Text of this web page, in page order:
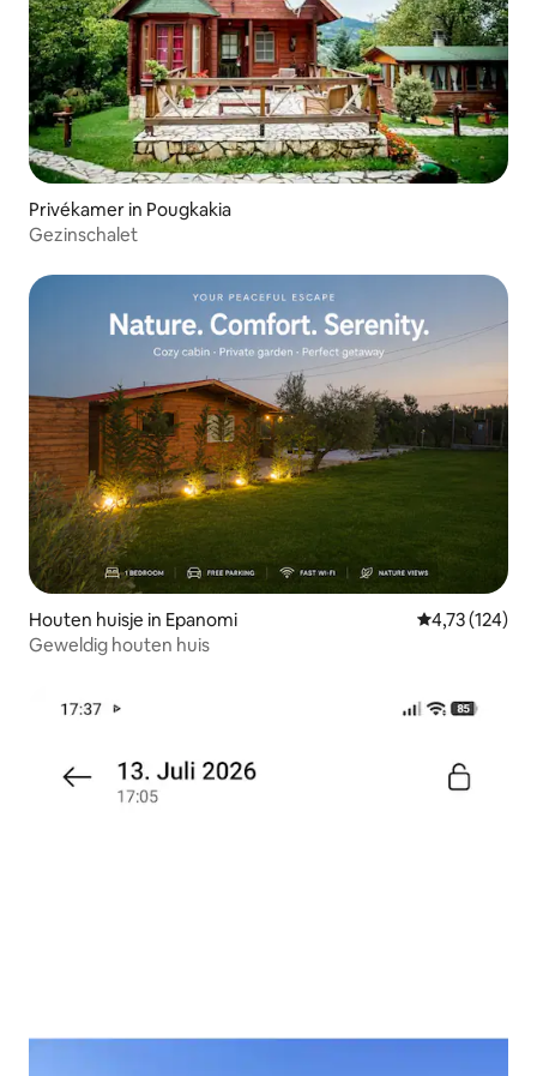
Privékamer in Pougkakia
Gezinschalet
Houten huisje in Epanomi Gemiddelde
4,73 (124)
Geweldig houten huis